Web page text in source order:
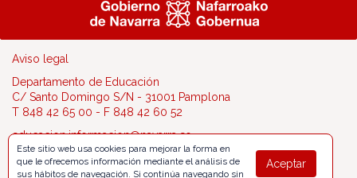
Aviso legal
Departamento de Educación
C/ Santo Domingo S/N - 31001 Pamplona
T 848 42 65 00 - F 848 42 60 52
educacion.informacion@navarra.es
Aceptar
Este sitio web usa cookies para mejorar la forma en
que le ofrecemos información mediante el análisis de
sus hábitos de navegación. Si continúa navegando sin